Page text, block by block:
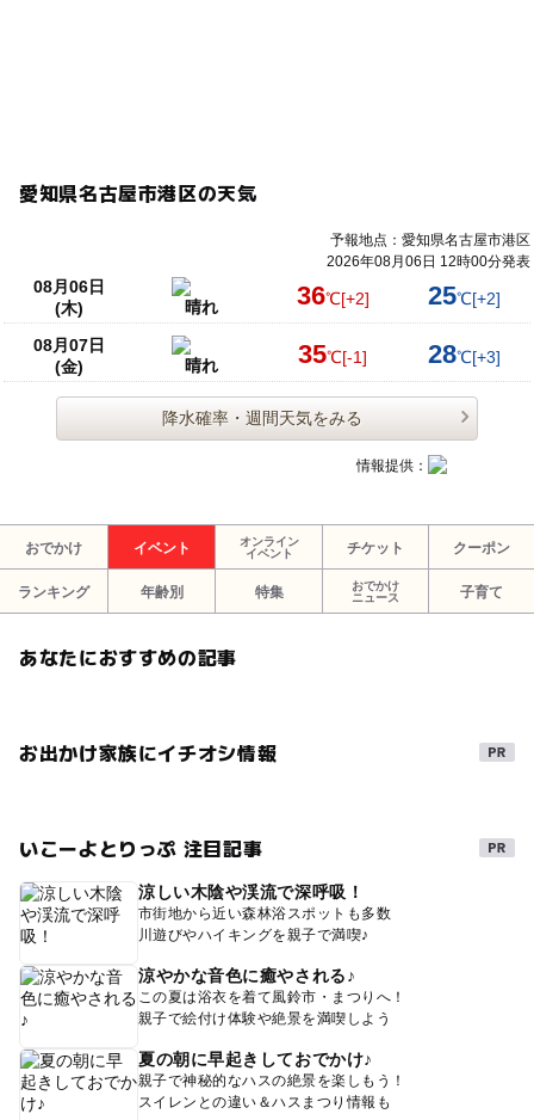
愛知県名古屋市港区の天気
予報地点：愛知県名古屋市港区
2026年08月06日 12時00分発表
08月06日
(木)
晴れ 36℃[+2] 25℃[+2]
08月07日
(金)
晴れ 35℃[-1] 28℃[+3]
降水確率・週間天気をみる
情報提供：
おでかけ イベント
オンライン
イベント
チケット クーポン
ランキング 年齢別 特集
おでかけ
ニュース
子育て
あなたにおすすめの記事
お出かけ家族にイチオシ情報
いこーよとりっぷ 注目記事
涼しい木陰や渓流で深呼吸！
市街地から近い森林浴スポットも多数
川遊びやハイキングを親子で満喫♪
涼やかな音色に癒やされる♪
この夏は浴衣を着て風鈴市・まつりへ！
親子で絵付け体験や絶景を満喫しよう
夏の朝に早起きしておでかけ♪
親子で神秘的なハスの絶景を楽しもう！
スイレンとの違い＆ハスまつり情報も